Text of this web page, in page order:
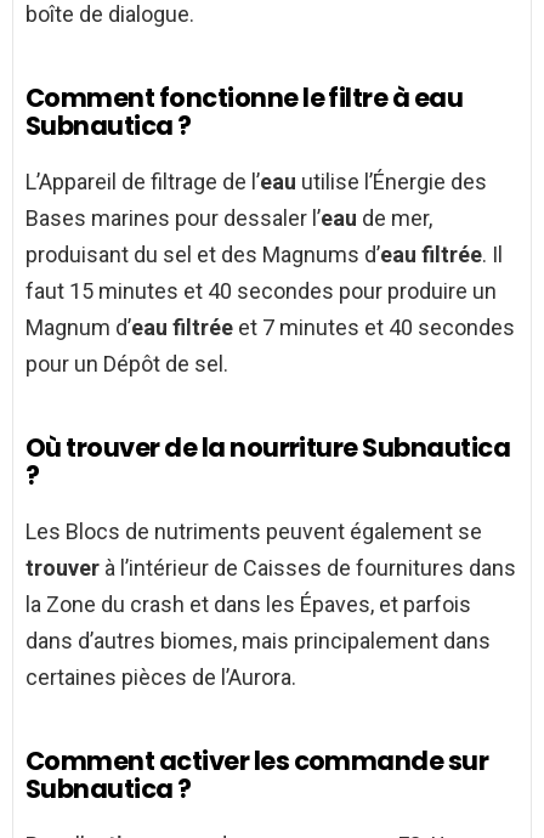
boîte de dialogue.
Comment fonctionne le filtre à eau
Subnautica ?
L’Appareil de filtrage de l’eau utilise l’Énergie des
Bases marines pour dessaler l’eau de mer,
produisant du sel et des Magnums d’eau filtrée. Il
faut 15 minutes et 40 secondes pour produire un
Magnum d’eau filtrée et 7 minutes et 40 secondes
pour un Dépôt de sel.
Où trouver de la nourriture Subnautica
?
Les Blocs de nutriments peuvent également se
trouver à l’intérieur de Caisses de fournitures dans
la Zone du crash et dans les Épaves, et parfois
dans d’autres biomes, mais principalement dans
certaines pièces de l’Aurora.
Comment activer les commande sur
Subnautica ?